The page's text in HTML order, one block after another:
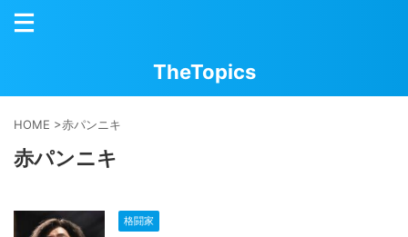
TheTopics
HOME >赤パンニキ
赤パンニキ
格闘家